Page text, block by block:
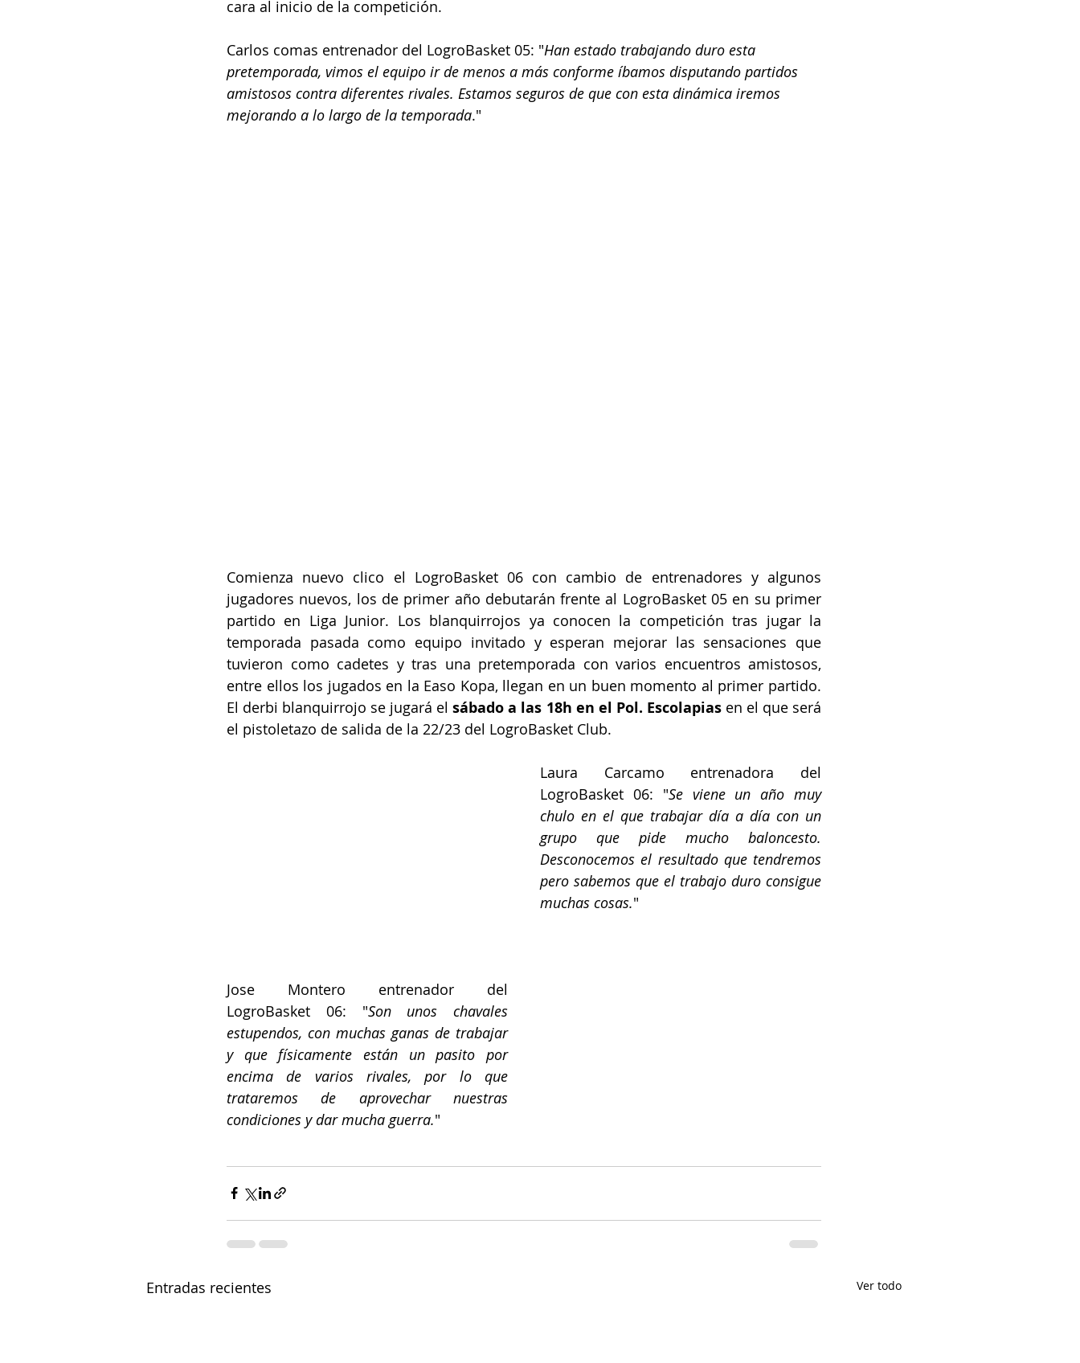
cara al inicio de la competición.
Carlos comas entrenador del LogroBasket 05: "Han estado trabajando duro esta
pretemporada, vimos el equipo ir de menos a más conforme íbamos disputando partidos
amistosos contra diferentes rivales. Estamos seguros de que con esta dinámica iremos
mejorando a lo largo de la temporada."
Comienza nuevo clico el LogroBasket 06 con cambio de entrenadores y algunos
jugadores nuevos, los de primer año debutarán frente al LogroBasket 05 en su primer
partido en Liga Junior. Los blanquirrojos ya conocen la competición tras jugar la
temporada pasada como equipo invitado y esperan mejorar las sensaciones que
tuvieron como cadetes y tras una pretemporada con varios encuentros amistosos,
entre ellos los jugados en la Easo Kopa, llegan en un buen momento al primer partido.
El derbi blanquirrojo se jugará el sábado a las 18h en el Pol. Escolapias en el que será
el pistoletazo de salida de la 22/23 del LogroBasket Club.
Laura Carcamo entrenadora del
LogroBasket 06: "Se viene un año muy
chulo en el que trabajar día a día con un
grupo que pide mucho baloncesto.
Desconocemos el resultado que tendremos
pero sabemos que el trabajo duro consigue
muchas cosas."
Jose Montero entrenador del
LogroBasket 06: "Son unos chavales
estupendos, con muchas ganas de trabajar
y que físicamente están un pasito por
encima de varios rivales, por lo que
trataremos de aprovechar nuestras
condiciones y dar mucha guerra."
Entradas recientes Ver todo